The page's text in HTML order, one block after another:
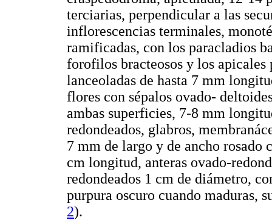
terciarias, perpendicular a las
inflorescencias terminales,
ramificadas, con los paracladios
forofilos bracteosos y los apicales
lanceoladas de hasta 7 mm
flores con sépalos ovado-
ambas superficies, 7-8 mm
redondeados, glabros,
7 mm de largo y de ancho rosado
cm longitud, anteras ovado-
redondeados 1 cm de diámetro,
purpura oscuro cuando maduras,
2).